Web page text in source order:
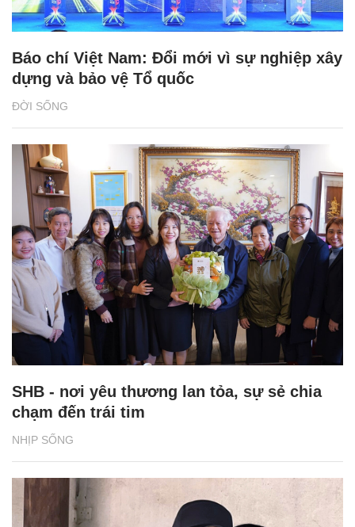
ĐỜI SỐNG
Báo chí Việt Nam: Đổi mới vì sự nghiệp xây
dựng và bảo vệ Tổ quốc
NHỊP SỐNG
SHB - nơi yêu thương lan tỏa, sự sẻ chia
chạm đến trái tim